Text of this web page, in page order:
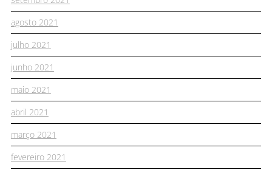
agosto 2021
julho 2021
junho 2021
maio 2021
abril 2021
março 2021
fevereiro 2021